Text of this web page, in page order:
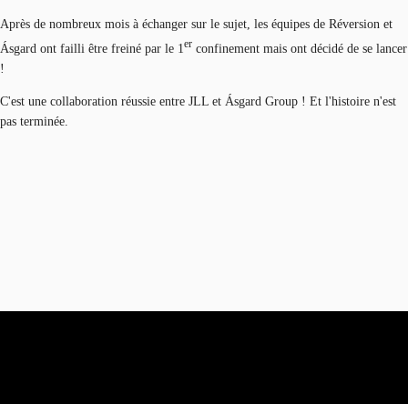
Après de nombreux mois à échanger sur le sujet, les équipes de Réversion et
Ásgard ont failli être freiné par le 1 er confinement mais ont décidé de se lancer
!
C'est une collaboration réussie entre JLL et Ásgard Group ! Et l'histoire n'est
pas terminée.